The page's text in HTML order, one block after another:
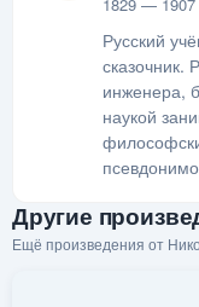
Русский
сказочник.
инженера,
наукой
Другие
Ещё произведения от